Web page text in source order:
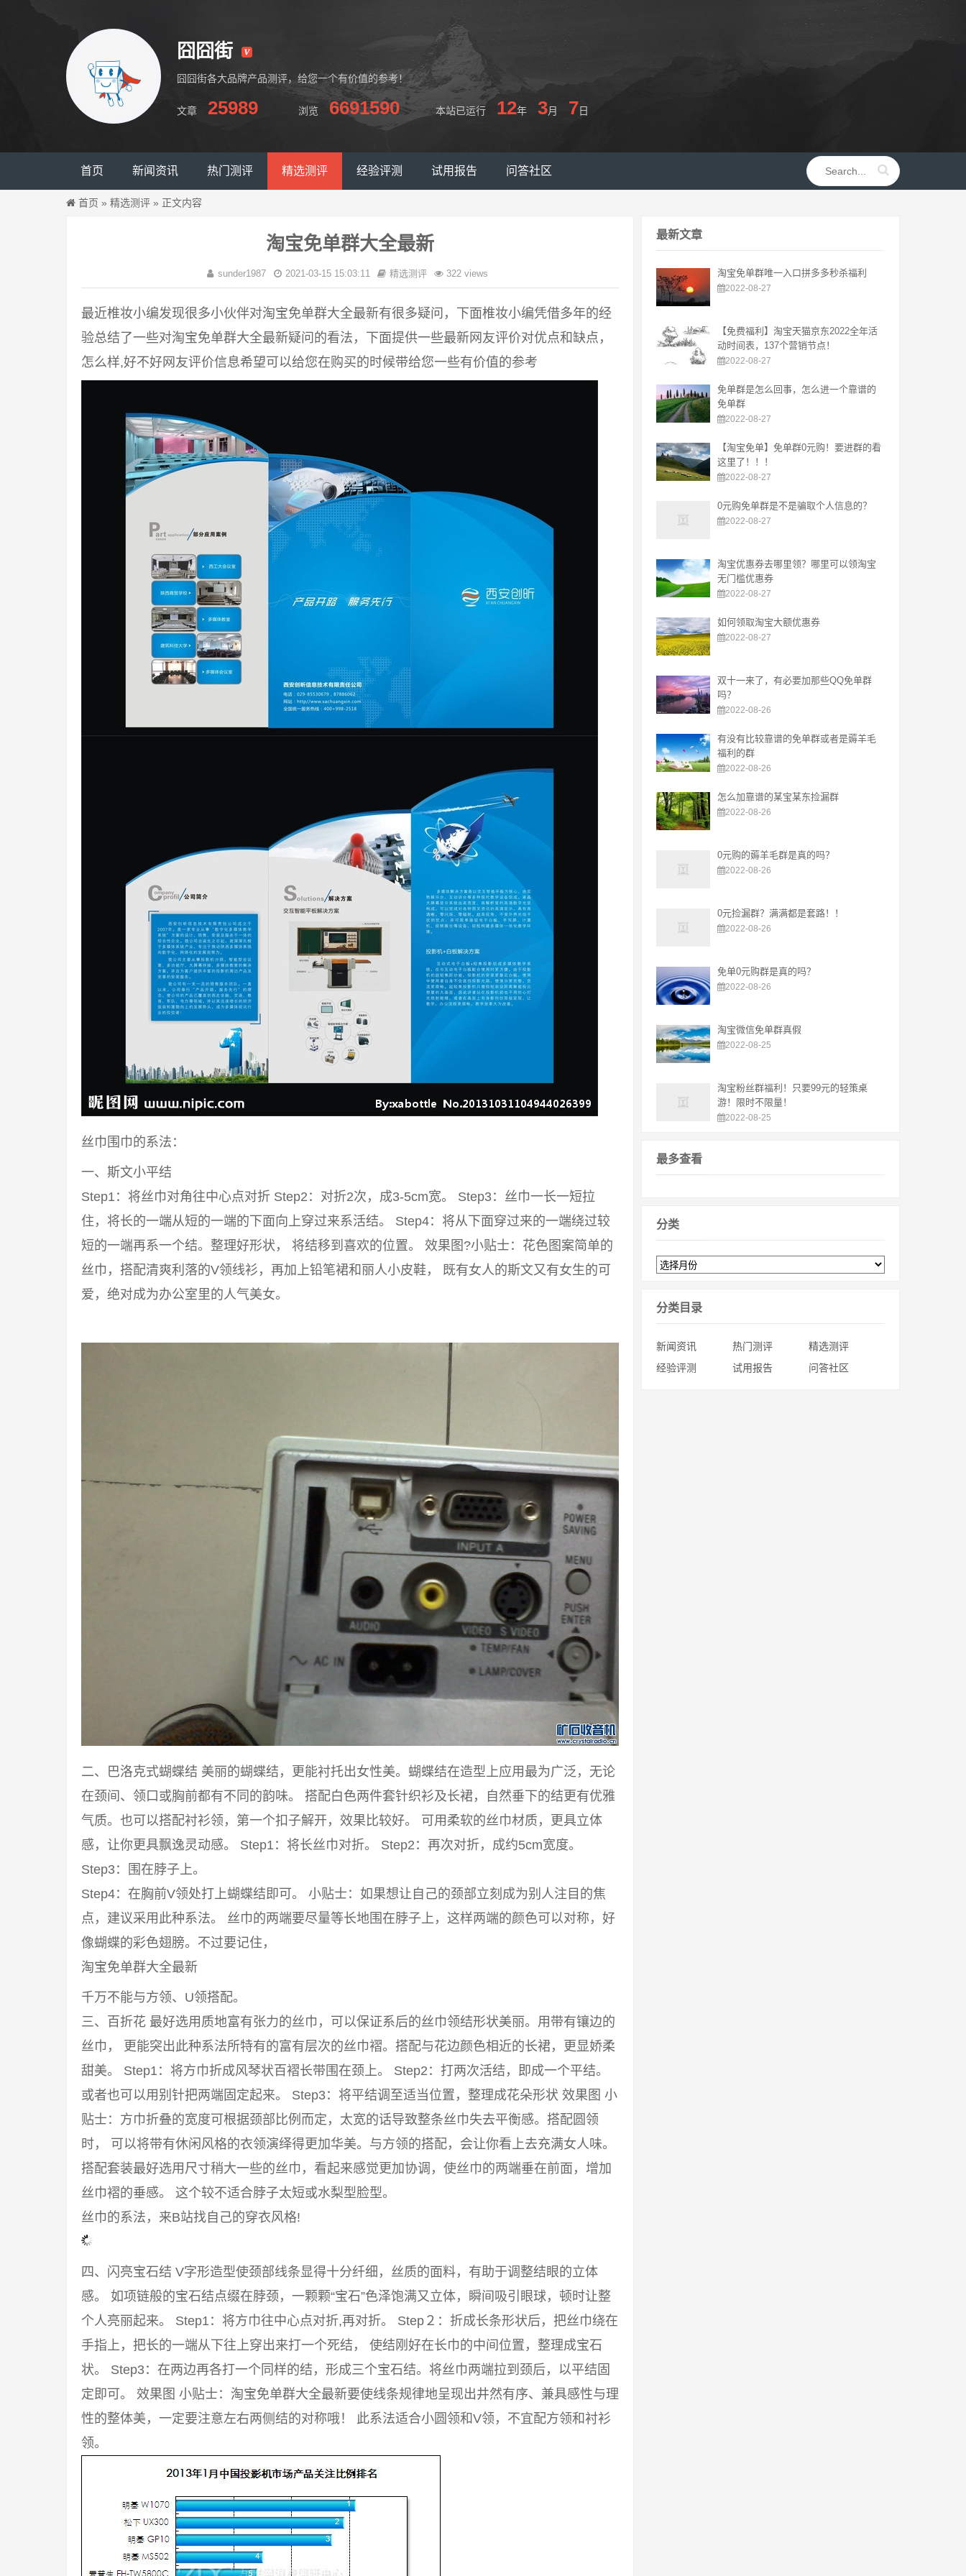
囧囧街
囧囧街各大品牌产品测评，给您一个有价值的参考！
文章 25989 浏览 6691590 本站已运行 12年 3月 7日
首页 新闻资讯 热门测评 精选测评 经验评测 试用报告 问答社区
首页 » 精选测评 » 正文内容
淘宝免单群大全最新
sunder1987 2021-03-15 15:03:11 精选测评 322 views
最近椎妆小编发现很多小伙伴对淘宝免单群大全最新有很多疑问，下面椎妆小编凭借多年的经
验总结了一些对淘宝免单群大全最新疑问的看法，下面提供一些最新网友评价对优点和缺点，
怎么样,好不好网友评价信息希望可以给您在购买的时候带给您一些有价值的参考
丝巾围巾的系法：
一、斯文小平结
Step1：将丝巾对角往中心点对折 Step2：对折2次，成3-5cm宽。 Step3：丝巾一长一短拉
住，将长的一端从短的一端的下面向上穿过来系活结。 Step4：将从下面穿过来的一端绕过较
短的一端再系一个结。整理好形状， 将结移到喜欢的位置。 效果图?小贴士：花色图案简单的
丝巾，搭配清爽利落的V领线衫，再加上铅笔裙和丽人小皮鞋， 既有女人的斯文又有女生的可
爱，绝对成为办公室里的人气美女。
二、巴洛克式蝴蝶结 美丽的蝴蝶结，更能衬托出女性美。蝴蝶结在造型上应用最为广泛，无论
在颈间、领口或胸前都有不同的韵味。 搭配白色两件套针织衫及长裙，自然垂下的结更有优雅
气质。也可以搭配衬衫领，第一个扣子解开，效果比较好。 可用柔软的丝巾材质，更具立体
感，让你更具飘逸灵动感。 Step1：将长丝巾对折。 Step2：再次对折，成约5cm宽度。
Step3：围在脖子上。
Step4：在胸前V领处打上蝴蝶结即可。 小贴士：如果想让自己的颈部立刻成为别人注目的焦
点，建议采用此种系法。 丝巾的两端要尽量等长地围在脖子上，这样两端的颜色可以对称，好
像蝴蝶的彩色翅膀。不过要记住，
淘宝免单群大全最新
千万不能与方领、U领搭配。
三、百折花 最好选用质地富有张力的丝巾，可以保证系后的丝巾领结形状美丽。用带有镶边的
丝巾， 更能突出此种系法所特有的富有层次的丝巾褶。搭配与花边颜色相近的长裙，更显娇柔
甜美。 Step1：将方巾折成风琴状百褶长带围在颈上。 Step2：打两次活结，即成一个平结。
或者也可以用别针把两端固定起来。 Step3：将平结调至适当位置，整理成花朵形状 效果图 小
贴士：方巾折叠的宽度可根据颈部比例而定，太宽的话导致整条丝巾失去平衡感。搭配圆领
时， 可以将带有休闲风格的衣领演绎得更加华美。与方领的搭配，会让你看上去充满女人味。
搭配套装最好选用尺寸稍大一些的丝巾，看起来感觉更加协调，使丝巾的两端垂在前面，增加
丝巾褶的垂感。 这个较不适合脖子太短或水梨型脸型。
丝巾的系法，来B站找自己的穿衣风格!
四、闪亮宝石结 V字形造型使颈部线条显得十分纤细，丝质的面料，有助于调整结眼的立体
感。 如项链般的宝石结点缀在脖颈，一颗颗“宝石”色泽饱满又立体，瞬间吸引眼球，顿时让整
个人亮丽起来。 Step1：将方巾往中心点对折,再对折。 Step２：折成长条形状后，把丝巾绕在
手指上，把长的一端从下往上穿出来打一个死结， 使结刚好在长巾的中间位置，整理成宝石
状。 Step3：在两边再各打一个同样的结，形成三个宝石结。将丝巾两端拉到颈后，以平结固
定即可。 效果图 小贴士：淘宝免单群大全最新要使线条规律地呈现出井然有序、兼具感性与理
性的整体美，一定要注意左右两侧结的对称哦！ 此系法适合小圆领和V领，不宜配方领和衬衫
领。
最新文章
淘宝免单群唯一入口拼多多秒杀福利
2022-08-27
【免费福利】淘宝天猫京东2022全年活
动时间表，137个营销节点！
2022-08-27
免单群是怎么回事，怎么进一个靠谱的
免单群
2022-08-27
【淘宝免单】免单群0元购！要进群的看
这里了！！！
2022-08-27
0元购免单群是不是骗取个人信息的？
2022-08-27
淘宝优惠券去哪里领？哪里可以领淘宝
无门槛优惠券
2022-08-27
如何领取淘宝大额优惠券
2022-08-27
双十一来了，有必要加那些QQ免单群
吗？
2022-08-26
有没有比较靠谱的免单群或者是薅羊毛
福利的群
2022-08-26
怎么加靠谱的某宝某东捡漏群
2022-08-26
0元购的薅羊毛群是真的吗？
2022-08-26
0元捡漏群？满满都是套路！！
2022-08-26
免单0元购群是真的吗？
2022-08-26
淘宝微信免单群真假
2022-08-25
淘宝粉丝群福利！只要99元的轻策桌
游！限时不限量！
2022-08-25
最多查看
分类
分类目录
新闻资讯 热门测评
精选测评
经验评测
试用报告 问答社区